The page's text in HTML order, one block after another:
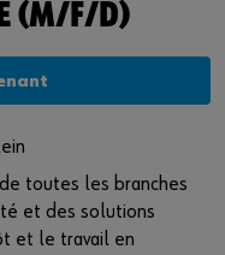
(M/F/D)
toutes les branches
et des solutions
et le travail en